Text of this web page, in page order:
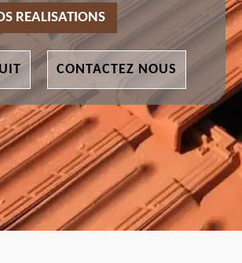
REALISATIONS
CONTACTEZ NOUS